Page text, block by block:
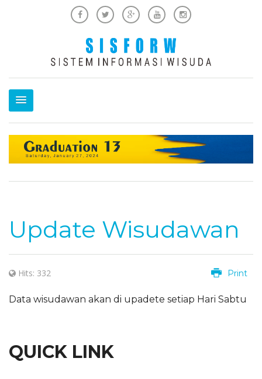
Update Wisudawan
Hits: 332 Print
Data wisudawan akan di upadete setiap Hari Sabtu
QUICK LINK